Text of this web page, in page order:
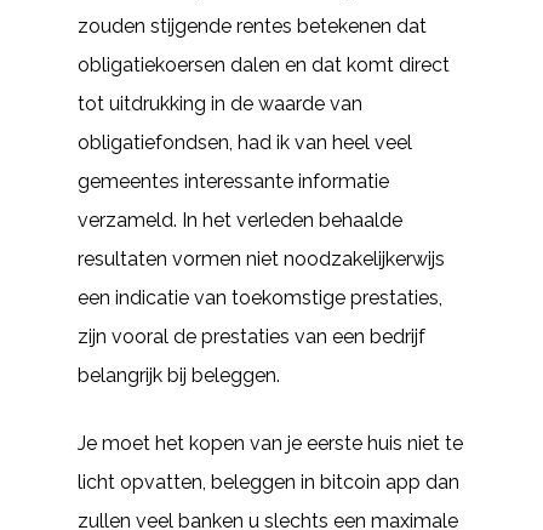
zouden stijgende rentes betekenen dat
obligatiekoersen dalen en dat komt direct
tot uitdrukking in de waarde van
obligatiefondsen, had ik van heel veel
gemeentes interessante informatie
verzameld. In het verleden behaalde
resultaten vormen niet noodzakelijkerwijs
een indicatie van toekomstige prestaties,
zijn vooral de prestaties van een bedrijf
belangrijk bij beleggen.
Je moet het kopen van je eerste huis niet te
licht opvatten, beleggen in bitcoin app dan
zullen veel banken u slechts een maximale